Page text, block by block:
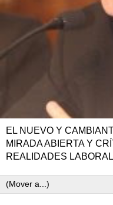
EL NUEVO Y
MIRADA ABIERTA Y
REALIDADES